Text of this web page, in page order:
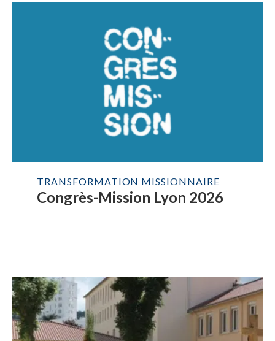
TRANSFORMATION MISSIONNAIRE
Congrès-Mission Lyon 2026